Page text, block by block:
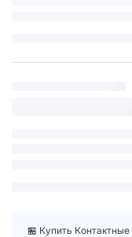
🏪 Купить